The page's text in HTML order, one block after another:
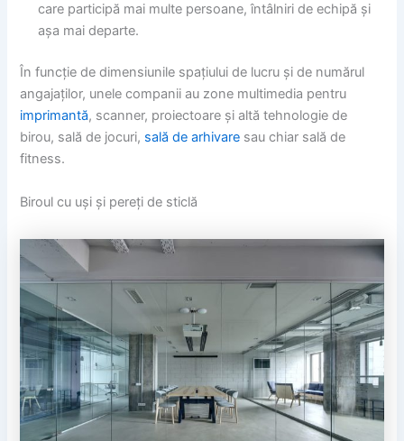
care participă mai multe persoane, întâlniri de echipă și
așa mai departe.
În funcție de dimensiunile spațiului de lucru și de numărul
angajaților, unele companii au zone multimedia pentru
imprimantă, scanner, proiectoare și altă tehnologie de
birou, sală de jocuri, sală de arhivare sau chiar sală de
fitness.
Biroul cu uși și pereți de sticlă